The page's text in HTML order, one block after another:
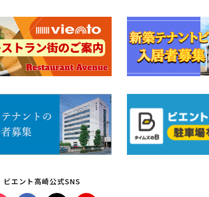
ビエント高崎公式SNS